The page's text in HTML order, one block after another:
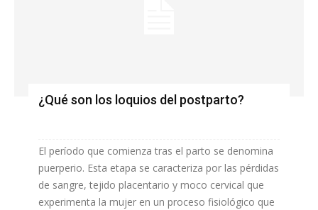
¿Qué son los loquios del postparto?
El período que comienza tras el parto se denomina
puerperio. Esta etapa se caracteriza por las pérdidas
de sangre, tejido placentario y moco cervical que
experimenta la mujer en un proceso fisiológico que